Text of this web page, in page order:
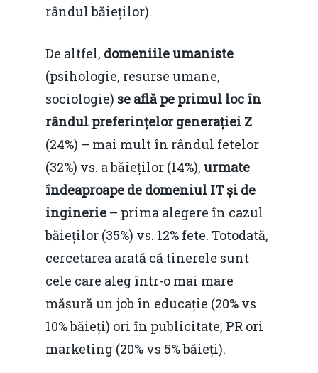
rândul băieților).
De altfel, domeniile umaniste
(psihologie, resurse umane,
sociologie) se află pe primul loc în
rândul preferințelor generației Z
(24%) – mai mult în rândul fetelor
(32%) vs. a băieților (14%), urmate
îndeaproape de domeniul IT și de
inginerie – prima alegere în cazul
băieților (35%) vs. 12% fete. Totodată,
cercetarea arată că tinerele sunt
cele care aleg într-o mai mare
măsură un job în educație (20% vs
10% băieți) ori în publicitate, PR ori
marketing (20% vs 5% băieți).
Home
Noutăți
Despre
Evenimente
Foto
Modelul economic
România – orizont
resurselor naturale
Video
Marea Neagră în Noua
economie
EM360 Talk
Contact